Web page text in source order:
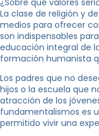
¿Sobre qué valores
La clase de religión y
medios para ofrecer
son indispensables
educación integral de
formación humanista
Los padres que no
hijos o la escuela que
atracción de los
fundamentalismos es
permitido vivir una